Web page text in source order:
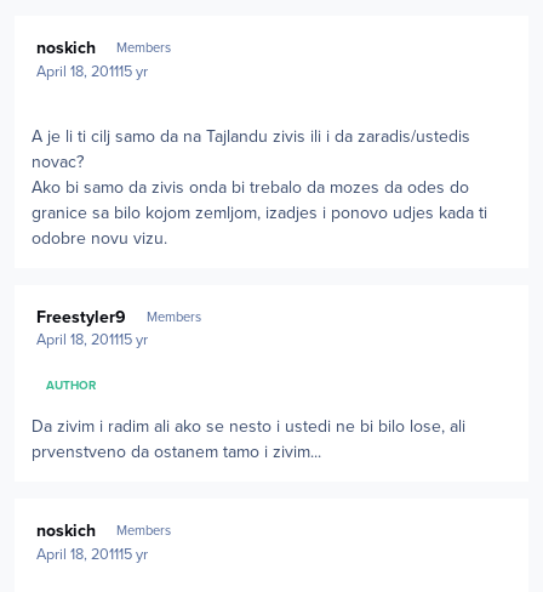
noskich Members
April 18, 201115 yr
A je li ti cilj samo da na Tajlandu zivis ili i da zaradis/ustedis
novac?
Ako bi samo da zivis onda bi trebalo da mozes da odes do
granice sa bilo kojom zemljom, izadjes i ponovo udjes kada ti
odobre novu vizu.
Freestyler9 Members
April 18, 201115 yr
AUTHOR
Da zivim i radim ali ako se nesto i ustedi ne bi bilo lose, ali
prvenstveno da ostanem tamo i zivim...
noskich Members
April 18, 201115 yr